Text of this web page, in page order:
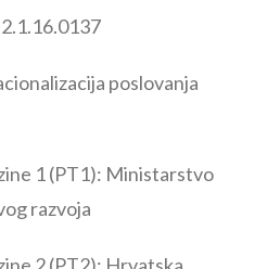
poslovanja
1 (PT1): Ministarstvo
razvoja